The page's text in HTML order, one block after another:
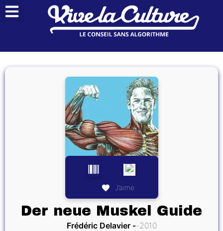
J’aime
Der neue Muskel Guide
Frédéric Delavier 2010